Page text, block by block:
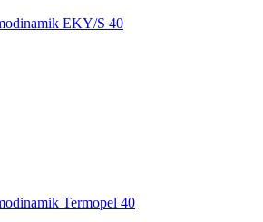
EKY/S 40
Termopel 40